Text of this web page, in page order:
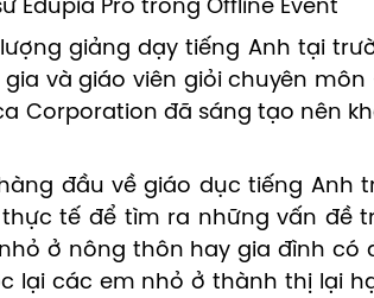
giảng dạy tiếng Anh tại
và giáo viên giỏi chuyên
Corporation đã sáng tạo nên
đầu về giáo dục tiếng Anh
tế để tìm ra những vấn đề
ở nông thôn hay gia đình có
lại các em nhỏ ở thành thị lại